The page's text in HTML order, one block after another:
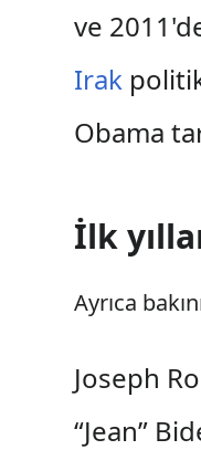
ve
Irak
Obama
İlk
Ayrıca
Joseph
“Jean”